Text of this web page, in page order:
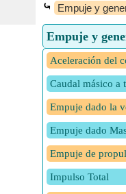
⤿ Empuje y
Empuje y
Aceleración del
Caudal másico a
Empuje dado la
Empuje dado
Empuje de
Impulso Total